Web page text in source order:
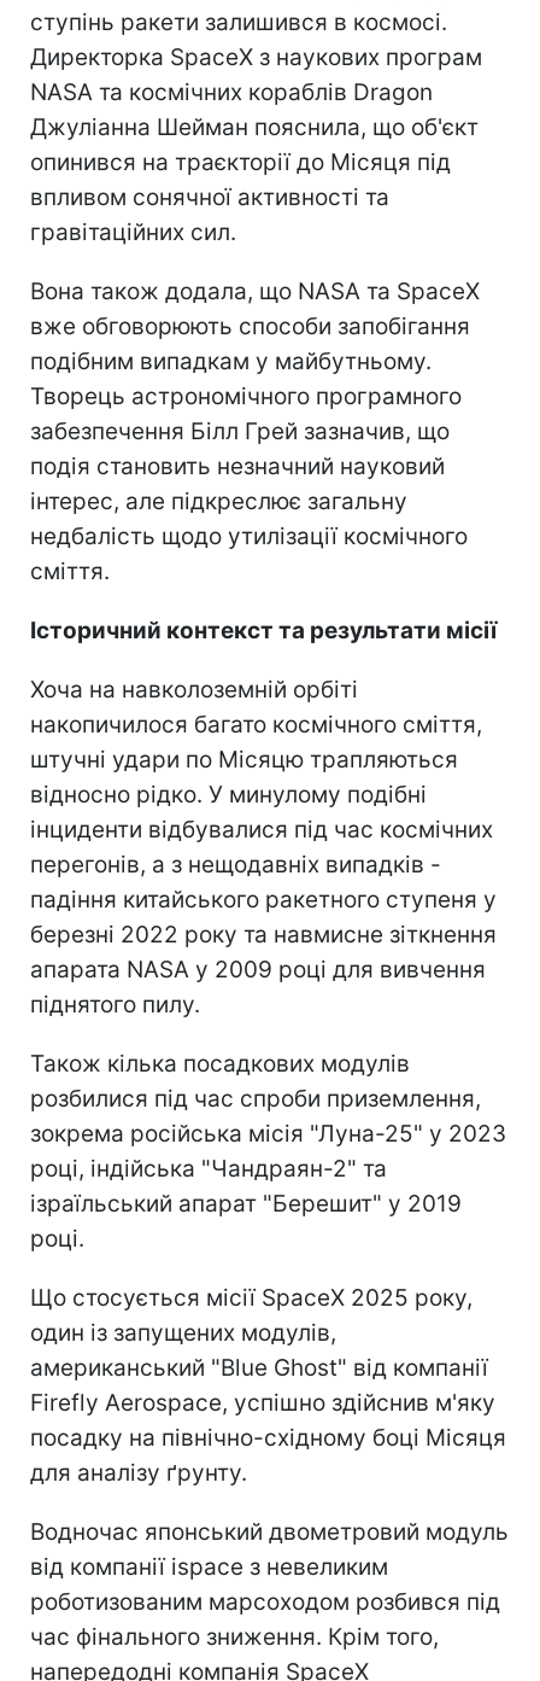
ступінь ракети залишився в космосі.
Директорка SpaceX з наукових програм
NASA та космічних кораблів Dragon
Джуліанна Шейман пояснила, що об'єкт
опинився на траєкторії до Місяця під
впливом сонячної активності та
гравітаційних сил.
Вона також додала, що NASA та SpaceX
вже обговорюють способи запобігання
подібним випадкам у майбутньому.
Творець астрономічного програмного
забезпечення Білл Грей зазначив, що
подія становить незначний науковий
інтерес, але підкреслює загальну
недбалість щодо утилізації космічного
сміття.
Історичний контекст та результати місії
Хоча на навколоземній орбіті
накопичилося багато космічного сміття,
штучні удари по Місяцю трапляються
відносно рідко. У минулому подібні
інциденти відбувалися під час космічних
перегонів, а з нещодавніх випадків -
падіння китайського ракетного ступеня у
березні 2022 року та навмисне зіткнення
апарата NASA у 2009 році для вивчення
піднятого пилу.
Також кілька посадкових модулів
розбилися під час спроби приземлення,
зокрема російська місія "Луна-25" у 2023
році, індійська "Чандраян-2" та
ізраїльський апарат "Берешит" у 2019
році.
Що стосується місії SpaceX 2025 року,
один із запущених модулів,
американський "Blue Ghost" від компанії
Firefly Aerospace, успішно здійснив м'яку
посадку на північно-східному боці Місяця
для аналізу ґрунту.
Водночас японський двометровий модуль
від компанії ispace з невеликим
роботизованим марсоходом розбився під
час фінального зниження. Крім того,
напередодні компанія SpaceX